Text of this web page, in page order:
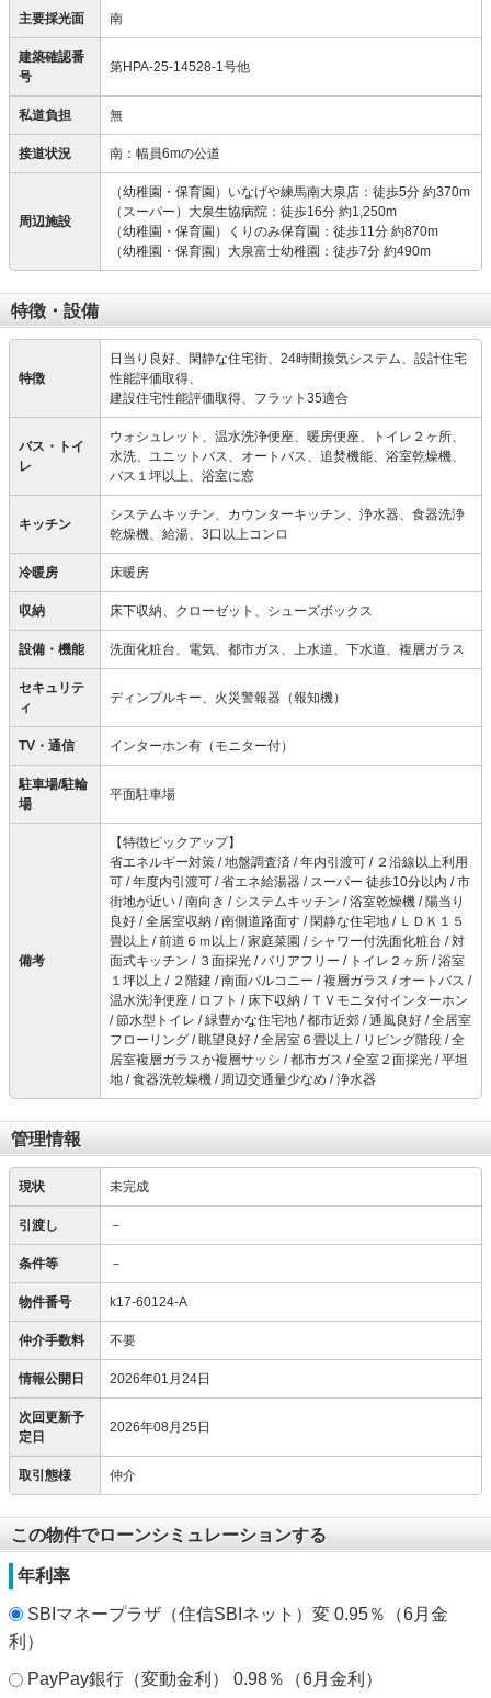
主要採光面 南
建築確認番
号
第HPA-25-14528-1号他
私道負担 無
接道状況 南：幅員6mの公道
周辺施設
（幼稚園・保育園）いなげや練馬南大泉店：徒歩5分 約370m
（スーパー）大泉生協病院：徒歩16分 約1,250m
（幼稚園・保育園）くりのみ保育園：徒歩11分 約870m
（幼稚園・保育園）大泉富士幼稚園：徒歩7分 約490m
特徴・設備
特徴
日当り良好、閑静な住宅街、24時間換気システム、設計住宅
性能評価取得、
建設住宅性能評価取得、フラット35適合
バス・トイ
レ
ウォシュレット、温水洗浄便座、暖房便座、トイレ２ヶ所、
水洗、ユニットバス、オートバス、追焚機能、浴室乾燥機、
バス１坪以上、浴室に窓
キッチン
システムキッチン、カウンターキッチン、浄水器、食器洗浄
乾燥機、給湯、3口以上コンロ
冷暖房 床暖房
収納 床下収納、クローゼット、シューズボックス
設備・機能 洗面化粧台、電気、都市ガス、上水道、下水道、複層ガラス
セキュリテ
ィ
ディンプルキー、火災警報器（報知機）
TV・通信 インターホン有（モニター付）
駐車場/駐輪
場
平面駐車場
備考
【特徴ピックアップ】
省エネルギー対策 / 地盤調査済 / 年内引渡可 / ２沿線以上利用
可 / 年度内引渡可 / 省エネ給湯器 / スーパー 徒歩10分以内 / 市
街地が近い / 南向き / システムキッチン / 浴室乾燥機 / 陽当り
良好 / 全居室収納 / 南側道路面す / 閑静な住宅地 / ＬＤＫ１５
畳以上 / 前道６ｍ以上 / 家庭菜園 / シャワー付洗面化粧台 / 対
面式キッチン / ３面採光 / バリアフリー / トイレ２ヶ所 / 浴室
１坪以上 / ２階建 / 南面バルコニー / 複層ガラス / オートバス /
温水洗浄便座 / ロフト / 床下収納 / ＴＶモニタ付インターホン
/ 節水型トイレ / 緑豊かな住宅地 / 都市近郊 / 通風良好 / 全居室
フローリング / 眺望良好 / 全居室６畳以上 / リビング階段 / 全
居室複層ガラスか複層サッシ / 都市ガス / 全室２面採光 / 平坦
地 / 食器洗乾燥機 / 周辺交通量少なめ / 浄水器
管理情報
現状 未完成
引渡し －
条件等 －
物件番号 k17-60124-A
仲介手数料 不要
情報公開日 2026年01月24日
次回更新予
定日
2026年08月25日
取引態様 仲介
この物件でローンシミュレーションする
年利率
SBIマネープラザ（住信SBIネット）変 0.95％（6月金
利）
PayPay銀行（変動金利） 0.98％（6月金利）